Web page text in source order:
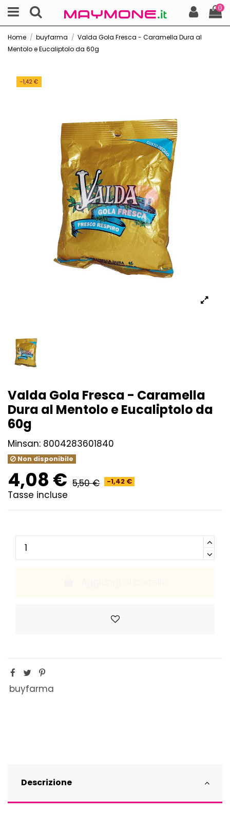
0
Home buyfarma
Valda Gola Fresca - Caramella Dura al
Mentolo e Eucaliptolo da 60g
-1,42 €
Valda Gola Fresca - Caramella
Dura al Mentolo e Eucaliptolo da
60g
Minsan: 8004283601840
Non disponibile
4,08 € 5,50 € -1,42 €
Tasse incluse
buyfarma
Descrizione